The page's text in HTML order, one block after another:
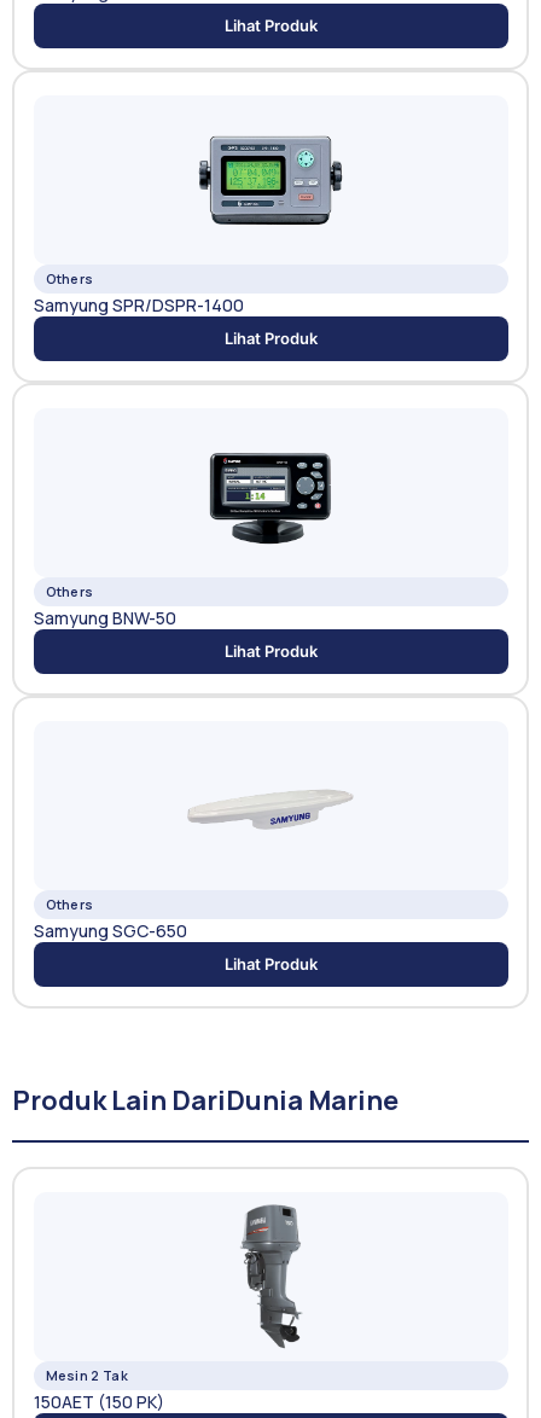
Lihat Produk
Others
Samyung SPR/DSPR-1400
Lihat Produk
Others
Samyung BNW-50
Lihat Produk
Others
Samyung SGC-650
Lihat Produk
Produk Lain DariDunia Marine
Mesin 2 Tak
150AET (150 PK)